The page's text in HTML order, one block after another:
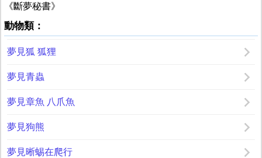
《斷夢秘書》
動物類：
夢見狐 狐狸
夢見青蟲
夢見章魚 八爪魚
夢見狗熊
夢見晰蜴在爬行